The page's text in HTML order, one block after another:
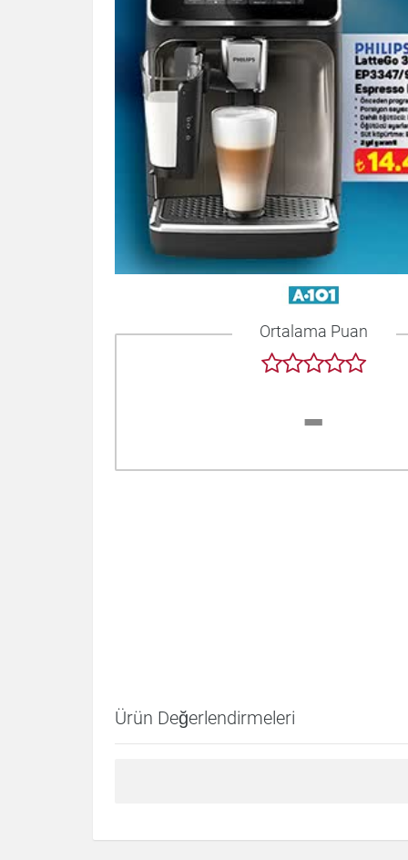
Ortalama Puan
-
Ürün Değerlendirmeleri